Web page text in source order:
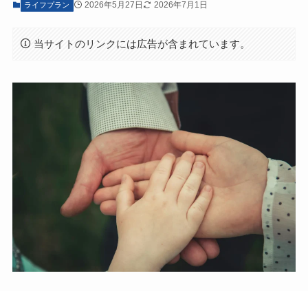
ライフプラン 2026年5月27日 2026年7月1日
当サイトのリンクには広告が含まれています。